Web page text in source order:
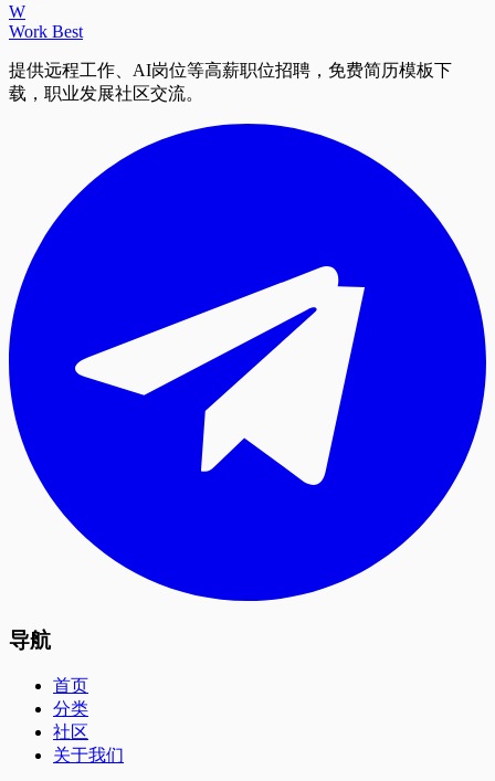
W
Work Best
提供远程工作、AI岗位等高薪职位招聘，免费简历模板下
载，职业发展社区交流。
导航
首页
分类
社区
关于我们